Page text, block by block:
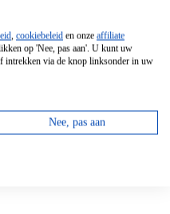
, cookiebeleid en onze affiliate
op 'Nee, pas aan'. U kunt uw
intrekken via de knop linksonder in uw
Nee, pas aan